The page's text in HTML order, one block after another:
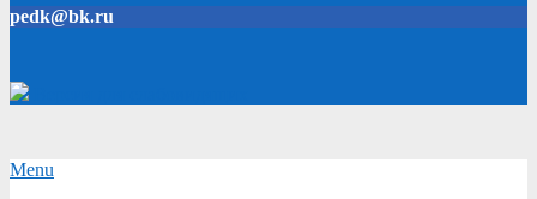
pedk@bk.ru
Secondary
Menu